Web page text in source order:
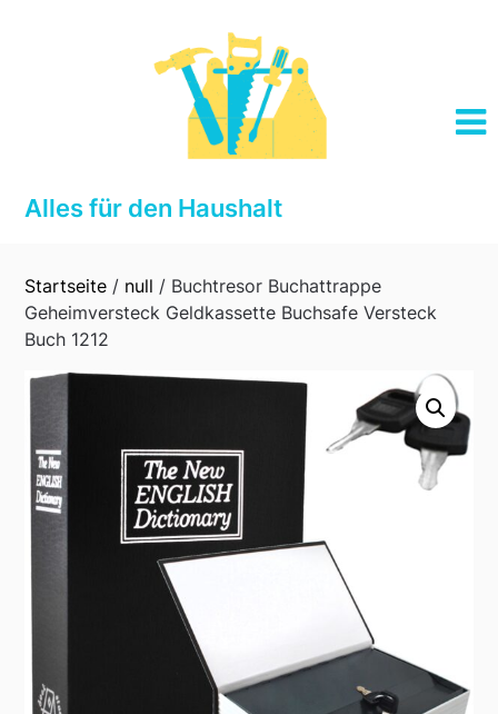
Alles für den Haushalt
Startseite / null / Buchtresor Buchattrappe
Geheimversteck Geldkassette Buchsafe Versteck
Buch 1212